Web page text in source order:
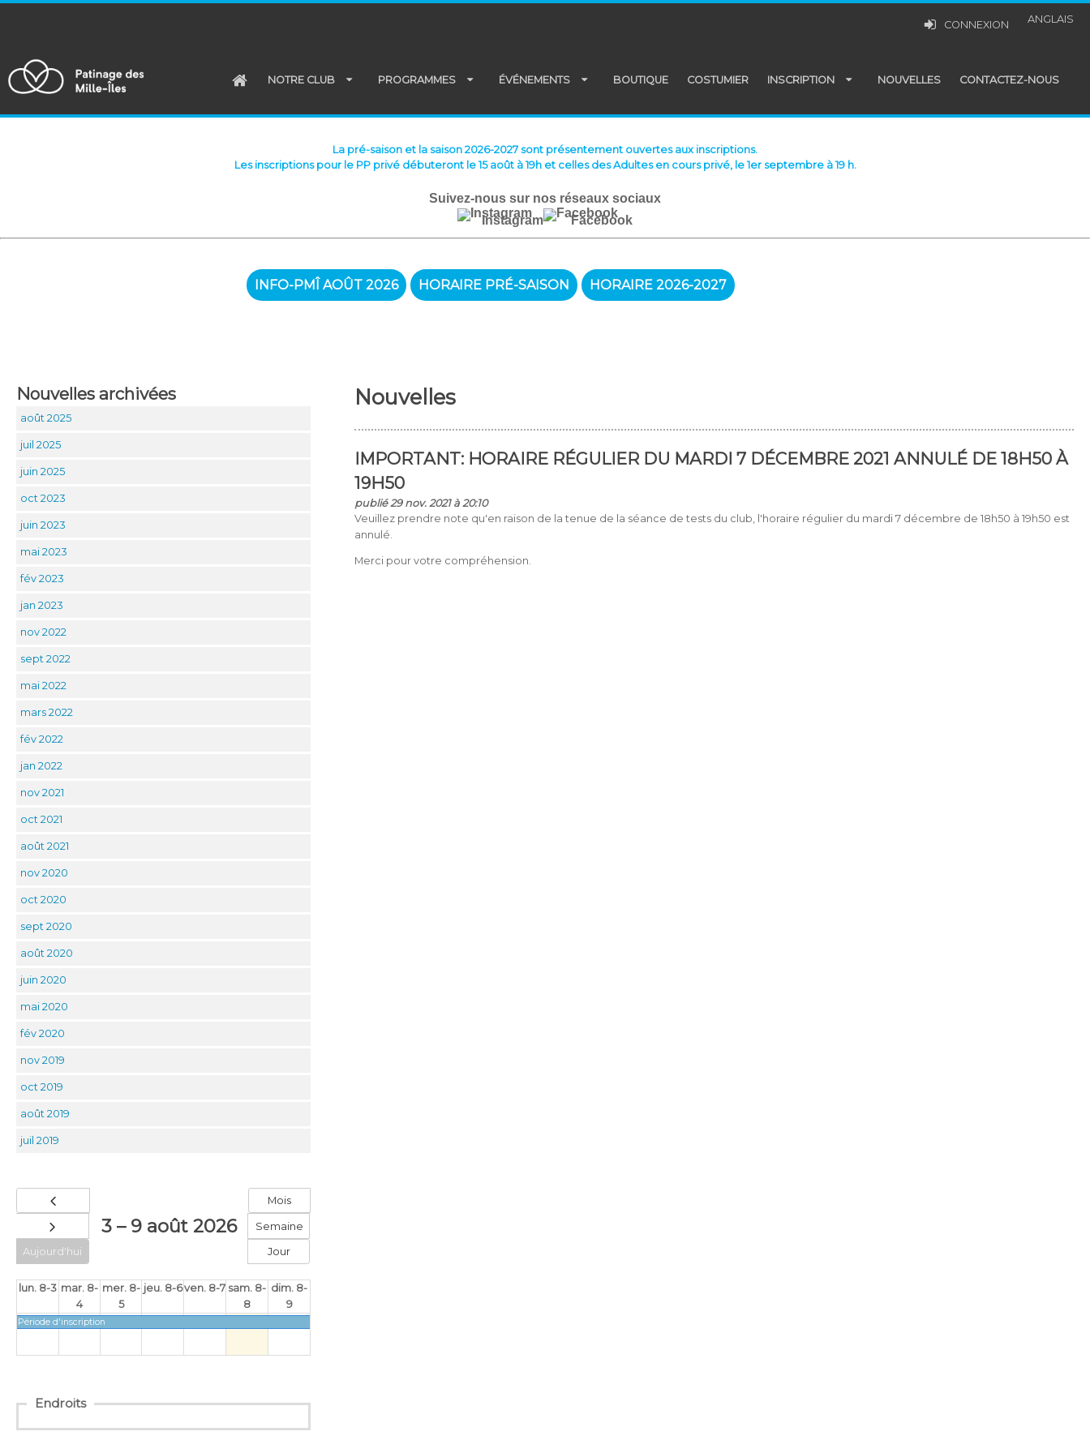
CONNEXION ANGLAIS
NOTRE CLUB PROGRAMMES ÉVÉNEMENTS BOUTIQUE COSTUMIER INSCRIPTION NOUVELLES CONTACTEZ-NOUS
La pré-saison et la saison 2026-2027 sont présentement ouvertes aux inscriptions.
Les inscriptions pour le PP privé débuteront le 15 août à 19h et celles des Adultes en cours privé, le 1er septembre à 19 h.
Suivez-nous sur nos réseaux sociaux
Instagram
Facebook
INFO-PMÎ AOÛT 2026 HORAIRE PRÉ-SAISON HORAIRE 2026-2027
Nouvelles archivées
août 2025
juil 2025
juin 2025
oct 2023
juin 2023
mai 2023
fév 2023
jan 2023
nov 2022
sept 2022
mai 2022
mars 2022
fév 2022
jan 2022
nov 2021
oct 2021
août 2021
nov 2020
oct 2020
sept 2020
août 2020
juin 2020
mai 2020
fév 2020
nov 2019
oct 2019
août 2019
juil 2019
Nouvelles
IMPORTANT: HORAIRE RÉGULIER DU MARDI 7 DÉCEMBRE 2021 ANNULÉ DE 18H50 À
19H50
publié 29 nov. 2021 à 20:10
Veuillez prendre note qu'en raison de la tenue de la séance de tests du club, l'horaire régulier du mardi 7 décembre de 18h50 à 19h50 est
annulé.
Merci pour votre compréhension.